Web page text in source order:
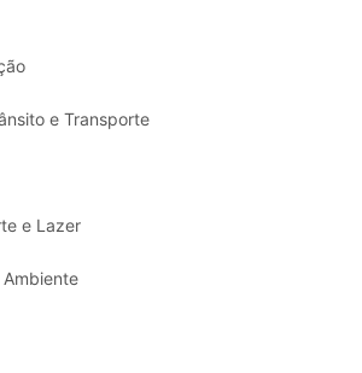
e Transporte
Turismo, Esporte e Lazer